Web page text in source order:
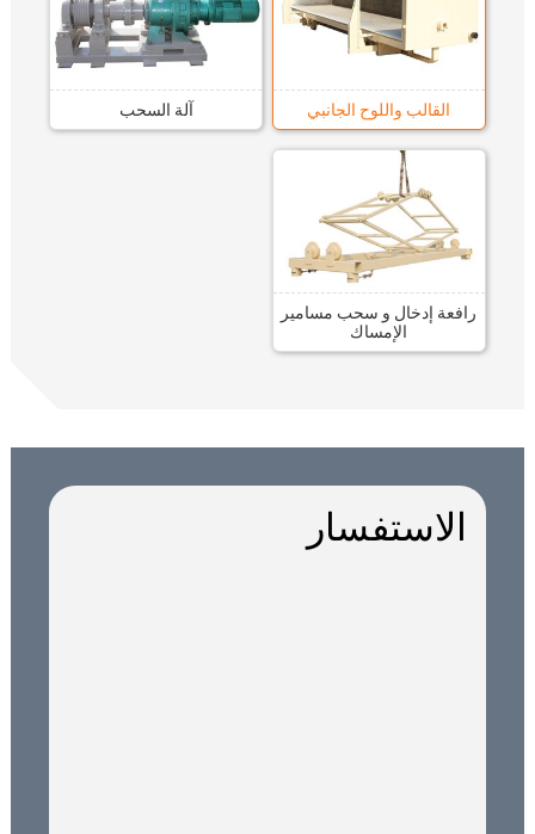
القالب واللوح الجانبي آلة السحب
رافعة إدخال و سحب مسامير
الإمساك
الاستفسار